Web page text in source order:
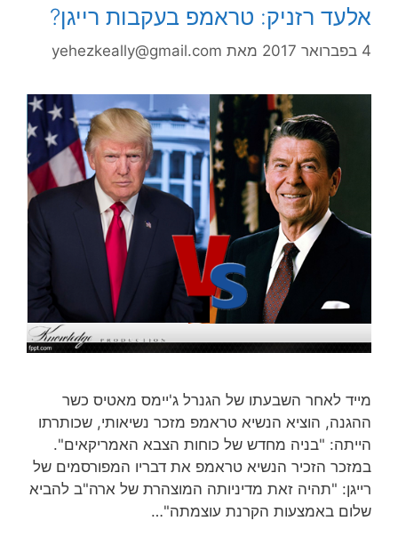
אלעד רזניק: טראמפ בעקבות רייגן?
4 בפברואר 2017 מאת yehezkeally@gmail.com
מייד לאחר השבעתו של הגנרל ג'יימס מאטיס כשר
ההגנה, הוציא הנשיא טראמפ מזכר נשיאותי, שכותרתו
הייתה: "בניה מחדש של כוחות הצבא האמריקאים".
במזכר הזכיר הנשיא טראמפ את דבריו המפורסמים של
רייגן: "תהיה זאת מדיניותה המוצהרת של ארה"ב להביא
שלום באמצעות הקרנת עוצמתה"…